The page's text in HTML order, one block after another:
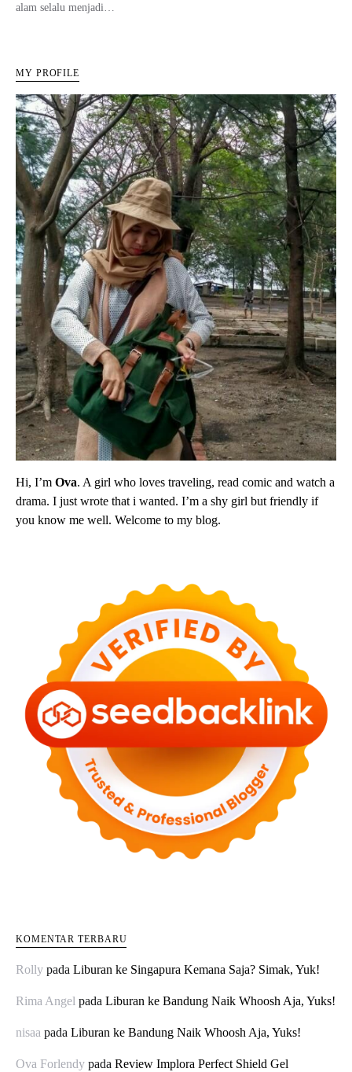
alam selalu menjadi…
MY PROFILE
Hi, I’m Ova. A girl who loves traveling, read comic and watch a
drama. I just wrote that i wanted. I’m a shy girl but friendly if
you know me well. Welcome to my blog.
KOMENTAR TERBARU
Rolly pada Liburan ke Singapura Kemana Saja? Simak, Yuk!
Rima Angel pada Liburan ke Bandung Naik Whoosh Aja, Yuks!
nisaa pada Liburan ke Bandung Naik Whoosh Aja, Yuks!
Ova Forlendy pada Review Implora Perfect Shield Gel